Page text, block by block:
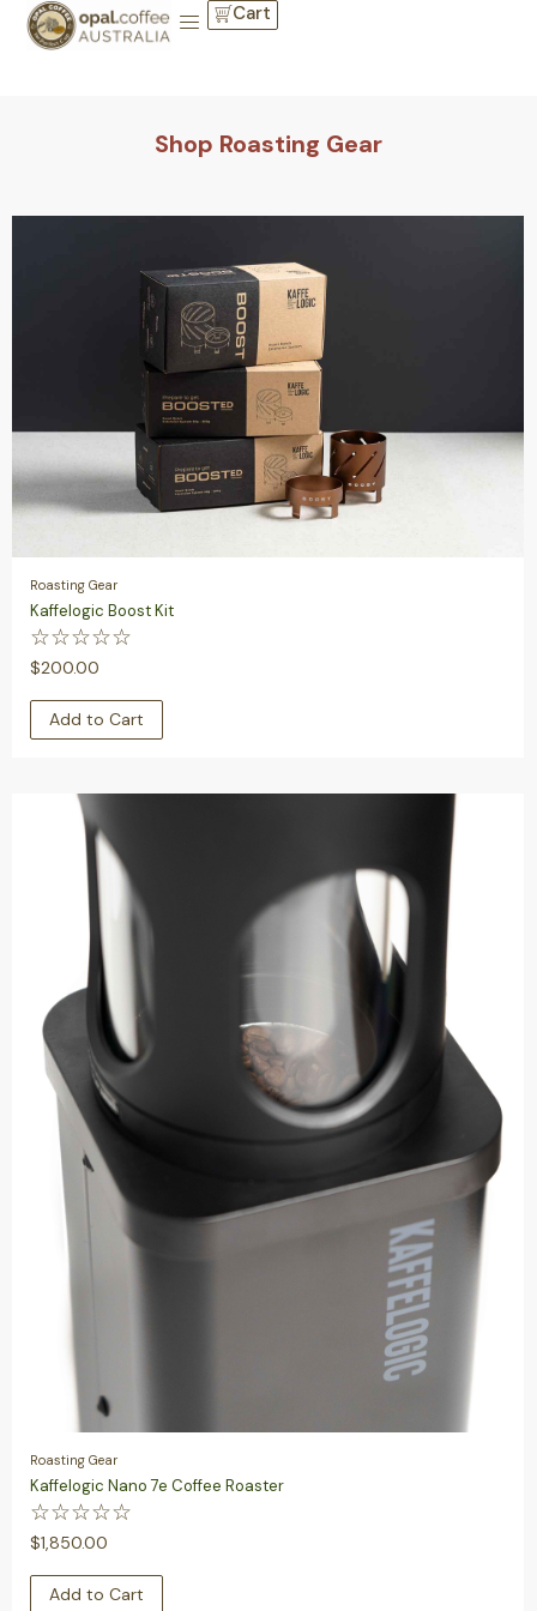
Cart
Shop Roasting Gear
Roasting Gear
Kaffelogic Boost Kit
☆☆☆☆☆
$200.00
Add to Cart
Roasting Gear
Kaffelogic Nano 7e Coffee Roaster
☆☆☆☆☆
$1,850.00
Add to Cart